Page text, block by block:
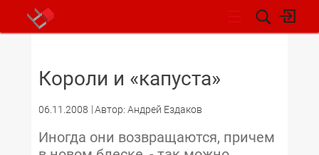
Короли и «капуста»
06.11.2008 Автор: Андрей Ездаков
Иногда они возвращаются, причем